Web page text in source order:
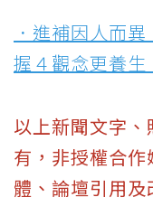
．進補因人而
握４觀念更養生
以上新聞文字
有，非授權合
體、論壇引用及